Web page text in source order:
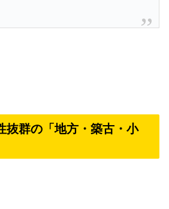
抜群の「地方・築古・小